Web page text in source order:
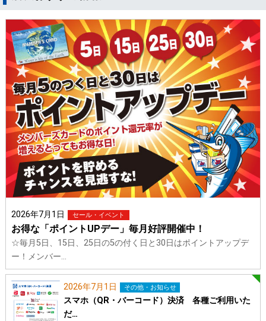
2026年7月1日 セール・イベント
お得な「ポイントUPデー」毎月好評開催中！
☆毎月5日、15日、25日の5の付く日と30日はポイントアップデ
ー！メンバー…
2026年7月1日 その他・お知らせ
スマホ（QR・バーコード）決済 各種ご利用いた
だ…